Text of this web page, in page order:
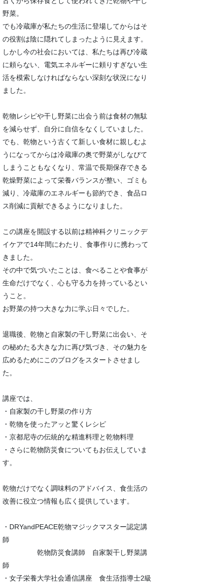
野菜。
でも冷蔵庫が私たちの生活に登場してからはそ
の役割は陰に隠れてしまったように見えます。
しかし今の社会においては、私たちは再び冷蔵
に頼らない、電気エネルギーに頼りすぎない生
活を模索しなければならない深刻な状況になり
ました。
乾物レシピや干し野菜に出会う前は食材の無駄
を減らせず、自分に自信をなくしていました。
でも、乾物という古くて新しい食材に親しむよ
うになってからは冷蔵庫の奥で野菜がしなびて
しまうこともなくなり、常温で長期保存できる
乾燥野菜によって栄養バランスが整い、ゴミも
減り、冷蔵庫のエネルギーも節約でき、食品ロ
ス削減に貢献できるようになりました。
この講座を開設する以前は精神科クリニックデ
イケアで14年間にわたり、食事作りに携わって
きました。
その中で気づいたことは、食べることや食事が
生命だけでなく、心も守る力を持っているとい
うこと。
お野菜の持つ大きな力に学ぶ日々でした。
退職後、乾物と自家製の干し野菜に出会い、そ
の秘めたる大きな力に再び気づき、その魅力を
広めるためにこのブログをスタートさせまし
た。
講座では、
・自家製の干し野菜の作り方
・乾物を使ったアッと驚くレシピ
・京都尼寺の伝統的な精進料理と乾物料理
・さらに乾物防災食についてもお伝えしていま
す。
乾物だけでなく調味料のアドバイス、食生活の
改善に役立つ情報も広く提供しています。
・DRYandPEACE乾物マジックマスター認定講
師
乾物防災食講師 自家製干し野菜講
師
・女子栄養大学社会通信講座 食生活指導士2級